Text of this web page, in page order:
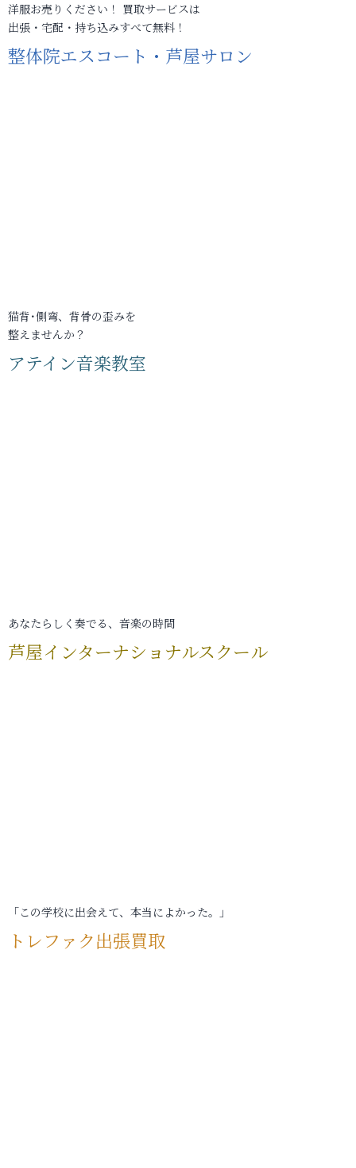
洋服お売りください！ 買取サービスは
出張・宅配・持ち込みすべて無料！
整体院エスコート・芦屋サロン
猫背･側弯、背骨の歪みを
整えませんか？
アテイン音楽教室
あなたらしく奏でる、音楽の時間
芦屋インターナショナルスクール
「この学校に出会えて、本当によかった。」
トレファク出張買取